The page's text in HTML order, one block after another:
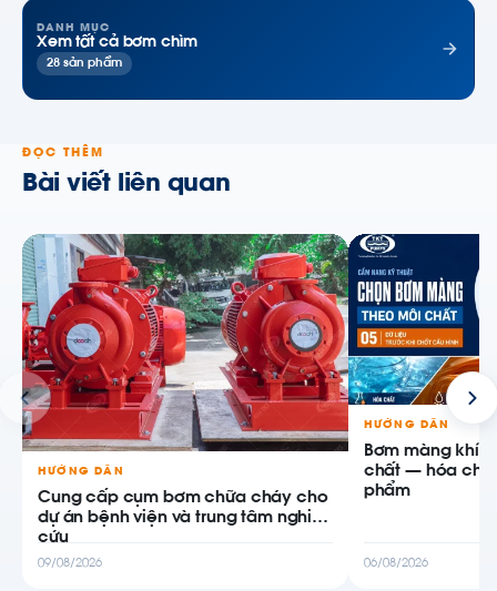
DANH MỤC
Xem tất cả bơm chìm
28 sản phẩm
ĐỌC THÊM
Bài viết liên quan
HƯỚNG DẪN
Cung cấp cụm bơm chữa cháy cho
dự án bệnh viện và trung tâm nghiên
cứu
09/08/2026
HƯỚNG DẪN
Bơm màng khí
chất — hóa
phẩm
06/08/2026